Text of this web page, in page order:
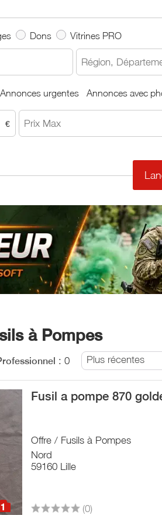
Dons Vitrines PRO
Annonces urgentes Annonces avec
€
à Pompes
: 0 Plus récentes
1
Fusil a pompe 870
Offre / Fusils à Pompes
Nord
59160 Lille
(0)